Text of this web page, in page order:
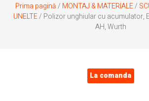
Prima pagină/ MONTAJ & MATERIALE/
UNELTE/ Polizor unghiular cu acumulator,
AH, Wurth
La comanda